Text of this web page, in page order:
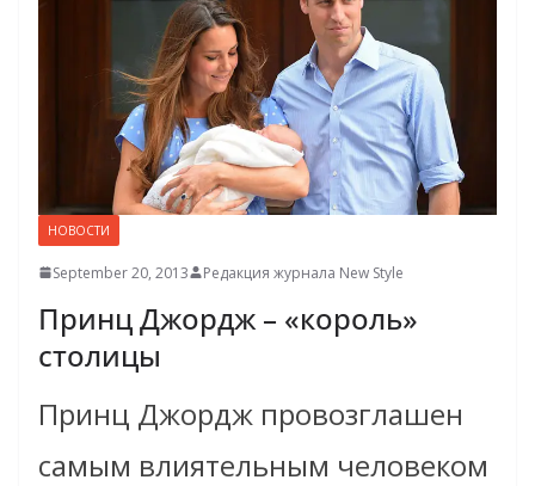
НОВОСТИ
September 20, 2013 Редакция журнала New Style
Принц Джордж – «король»
столицы
Принц Джордж провозглашен
самым влиятельным человеком